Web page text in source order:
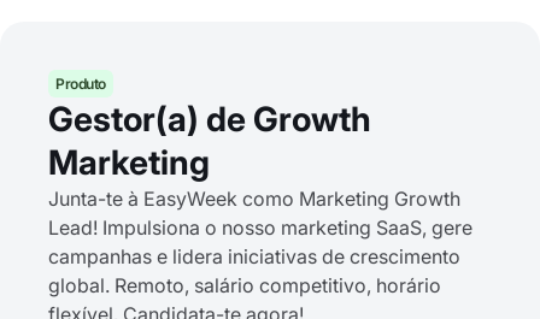
Gestor(a) de Growth
Marketing
Produto
Junta-te à EasyWeek como Marketing Growth
Lead! Impulsiona o nosso marketing SaaS, gere
campanhas e lidera iniciativas de crescimento
global. Remoto, salário competitivo, horário
flexível. Candidata-te agora!